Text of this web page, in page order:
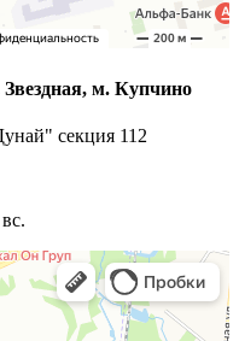
м. Купчино
секция 112